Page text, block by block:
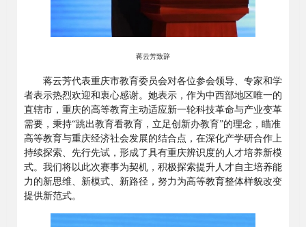
蒋云芳致辞
蒋云芳代表重庆市教育委员会对各位参会领导、专家和学
者表示热烈欢迎和衷心感谢。她表示，作为中西部地区唯一的
直辖市，重庆的高等教育主动适应新一轮科技革命与产业变革
需要，秉持“跳出教育看教育，立足创新办教育”的理念，瞄准
高等教育与重庆经济社会发展的结合点，在深化产学研合作上
持续探索、先行先试，形成了具有重庆辨识度的人才培养新模
式。我们将以此次赛事为契机，积极探索提升人才自主培养能
力的新思维、新模式、新路径，努力为高等教育整体样貌改变
提供新范式。